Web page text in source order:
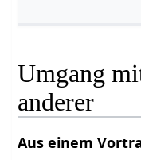
Umgang
anderer
Aus einem